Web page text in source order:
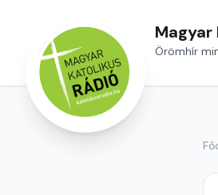
Magyar
Örömhír